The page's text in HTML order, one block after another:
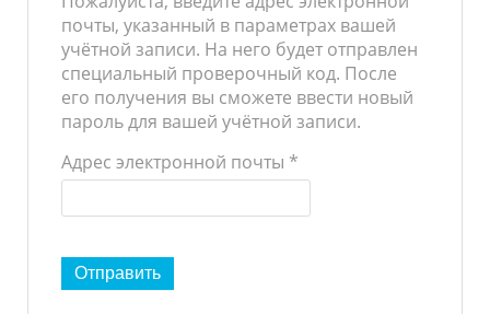
почты, указанный в параметрах вашей
учётной записи. На него будет отправлен
специальный проверочный код. После
его получения вы сможете ввести новый
пароль для вашей учётной записи.
Адрес электронной почты *
Отправить